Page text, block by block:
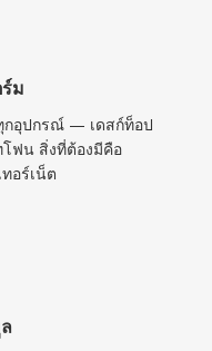
ม
กอุปกรณ์ — เดสก์ท็อป
ฟน สิ่งที่ต้องมีคือ
อร์เน็ต